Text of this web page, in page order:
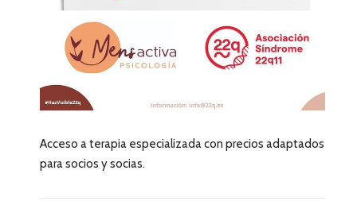
Acceso a terapia especializada con precios adaptados
para socios y socias.